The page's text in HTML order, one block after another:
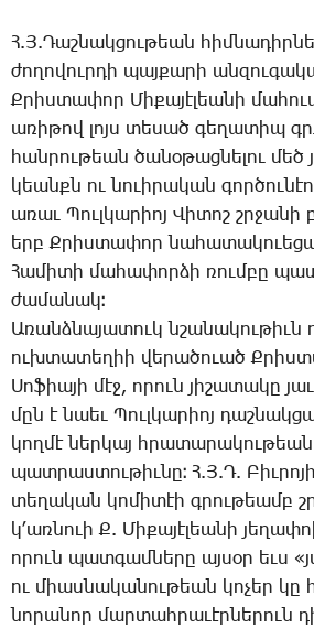
Հ.Յ.­Դաշ­նակ­ցու­թեան
ժո­ղո­վուր­դի պայ­քա­րի
Ք­րիս­տա­փոր ­Մի­քա­յէ­լեա­նի
ա­ռի­թով լոյս տե­սած գե­ղա­տիպ
հան­րու­թեան ծա­նօ­թաց­նե­լու
կեանքն ու նուի­րա­կան
ա­ռաւ ­Պուլ­կա­րիոյ ­Վի­տոշ շրջա­նի
երբ Ք­րիս­տա­փոր
­Հա­մի­տի մա­հա­փոր­ձի ռում­բը
ժա­մա­նակ։
Ա­ռանձ­նա­յա­տուկ նշա­նա­կու­թիւն
ուխ­տա­տե­ղիի վե­րա­ծո­ւած
­Սո­ֆիա­յի մէջ, ո­րուն յի­շա­տա­կը
մըն է նաեւ ­Պուլ­կա­րիոյ
կող­մէ ներ­կայ հրա­տա­րա­կու­թեան
պատ­րաս­տու­թիւ­նը։ Հ.Յ.Դ.
տե­ղա­կան կո­մի­տէի գրու­թեամբ
կ­՚առ­նո­ւի Ք. ­Մի­քա­յէ­լեա­նի
ո­րուն պատ­գամ­նե­րը այ­սօր եւս
ու միաս­նա­կա­նու­թեան կո­չեր կը
նո­րա­նոր մար­տահ­րա­ւէր­նե­րուն